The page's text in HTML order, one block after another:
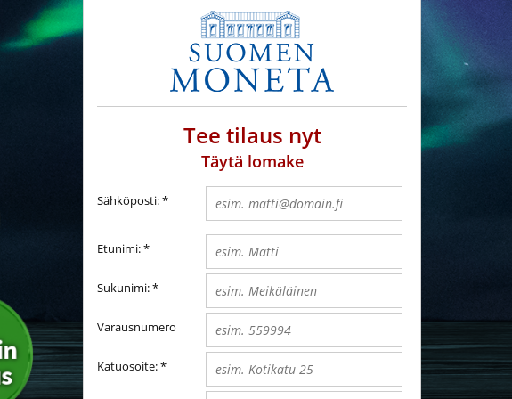
Tee tilaus nyt
Täytä lomake
Sähköposti:*
Etunimi:*
Sukunimi:*
Varausnumero
Katuosoite:*